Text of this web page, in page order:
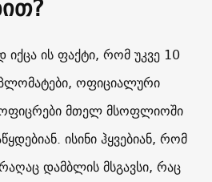
იქცა ის ფაქტი, რომ უკვე 10
ოფიციალური
ოფიცრები მთელ მსოფლიოში
ისინი ჰყვებიან, რომ
დამბლის მსგავსი, რაც